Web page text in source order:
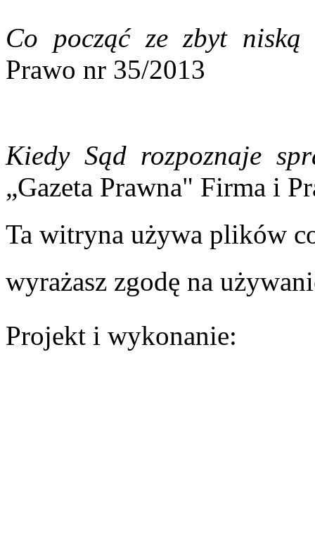
Co począć ze zbyt niską
Prawo nr 35/2013
Kiedy Sąd rozpoznaje
„Gazeta Prawna" Firma i
Ta witryna używa plików
wyrażasz zgodę na
Projekt i wykonanie: